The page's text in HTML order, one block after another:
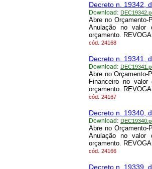
Decreto n. 19342,
Download:
Abre no Orçamento-
Anulação no valor
orçamento.
cód. 24168
Decreto n. 19341,
Download:
Abre no Orçamento-
Financeiro no
orçamento.
cód. 24167
Decreto n. 19340,
Download:
Abre no Orçamento-
Anulação no valor
orçamento.
cód. 24166
Decreto n. 19339,